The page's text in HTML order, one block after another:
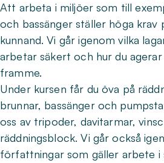
Att arbeta i miljöer som till
och bassänger ställer höga krav
kunnand. Vi går igenom vilka
arbetar säkert och hur du
framme.
Under kursen får du öva på
brunnar, bassänger och
oss av tripoder, davitarmar,
räddningsblock. Vi går också
författningar som gäller arbete i